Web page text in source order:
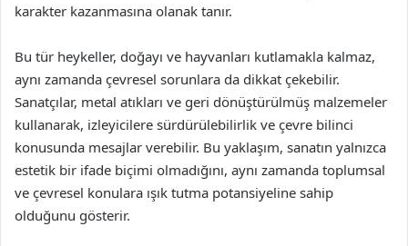
karakter kazanmasına olanak tanır.
Bu tür heykeller, doğayı ve hayvanları kutlamakla kalmaz,
aynı zamanda çevresel sorunlara da dikkat çekebilir.
Sanatçılar, metal atıkları ve geri dönüştürülmüş malzemeler
kullanarak, izleyicilere sürdürülebilirlik ve çevre bilinci
konusunda mesajlar verebilir. Bu yaklaşım, sanatın yalnızca
estetik bir ifade biçimi olmadığını, aynı zamanda toplumsal
ve çevresel konulara ışık tutma potansiyeline sahip
olduğunu gösterir.